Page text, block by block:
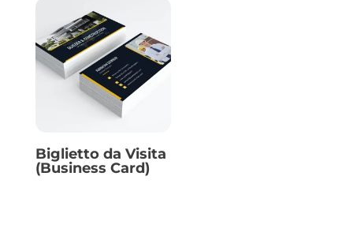
Biglietto da Visita
(Business Card)